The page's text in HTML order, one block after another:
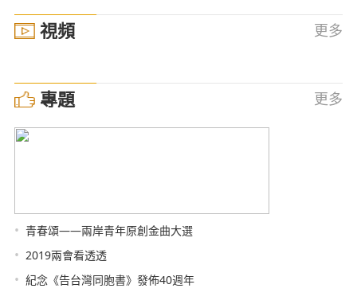
視頻 更多
專題 更多
• 青春頌——兩岸青年原創金曲大選
• 2019兩會看透透
• 紀念《告台灣同胞書》發佈40週年